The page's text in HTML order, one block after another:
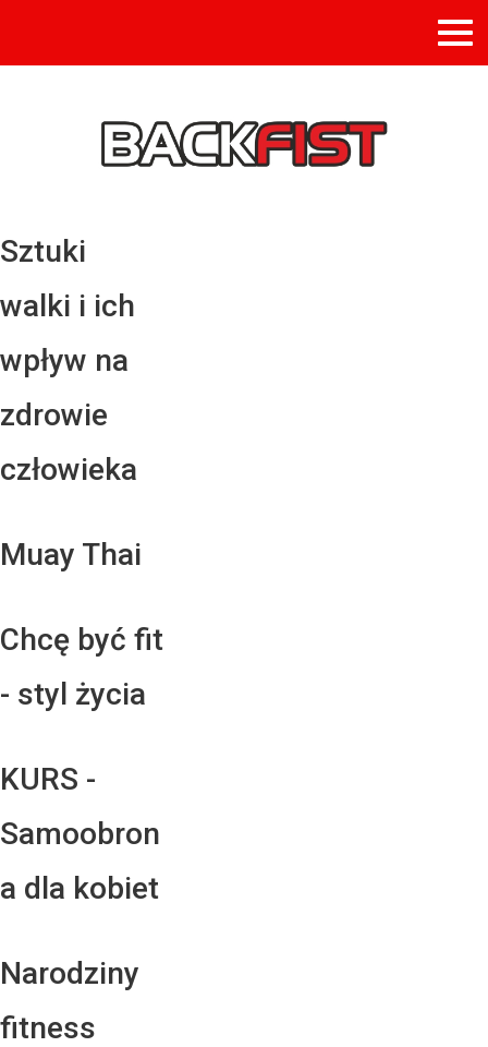
Sztuki
walki i ich
wpływ na
zdrowie
człowieka
Muay Thai
Chcę być fit
- styl życia
KURS -
Samoobron
a dla kobiet
Narodziny
fitness